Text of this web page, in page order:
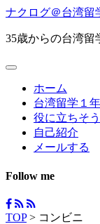
ナクログ＠台湾留
35歳からの台湾留
ホーム
台湾留学１
役に立ちそ
自己紹介
メールする
Follow me
TOP> コンビニ